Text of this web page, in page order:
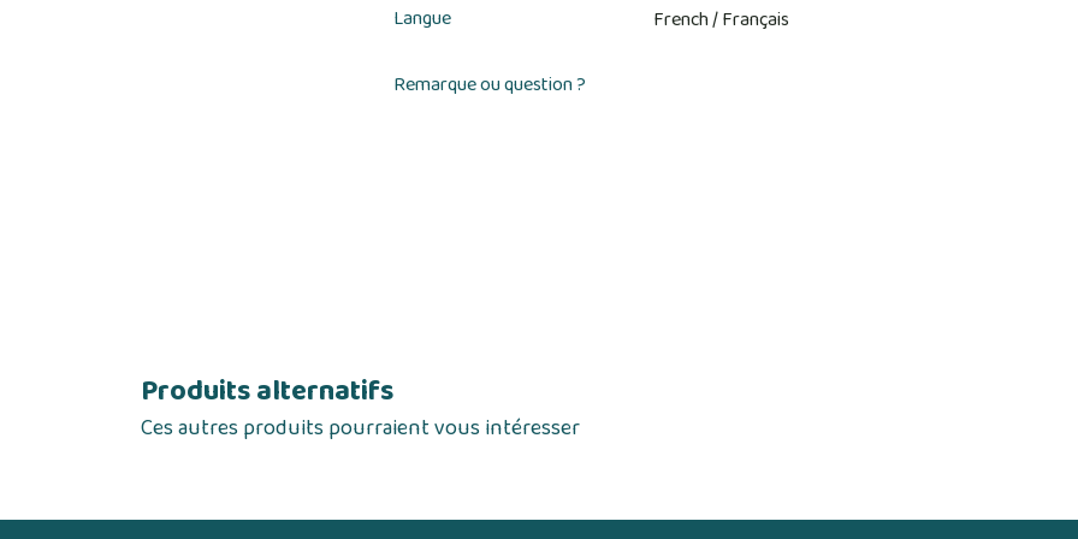
Langue
Remarque ou question ?
Produits alternatifs
Ces autres produits pourraient vous intéresser